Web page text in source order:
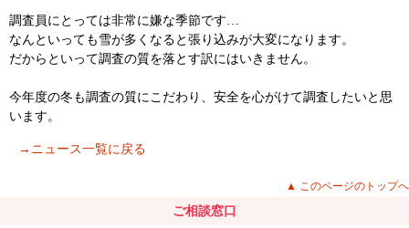
調査員にとっては非常に嫌な季節です…
なんといっても雪が多くなると張り込みが大変になります。
だからといって調査の質を落とす訳にはいきません。
今年度の冬も調査の質にこだわり、安全を心がけて調査したいと思
います。
→ニュース一覧に戻る
▲ このページのトップへ
ご相談窓口